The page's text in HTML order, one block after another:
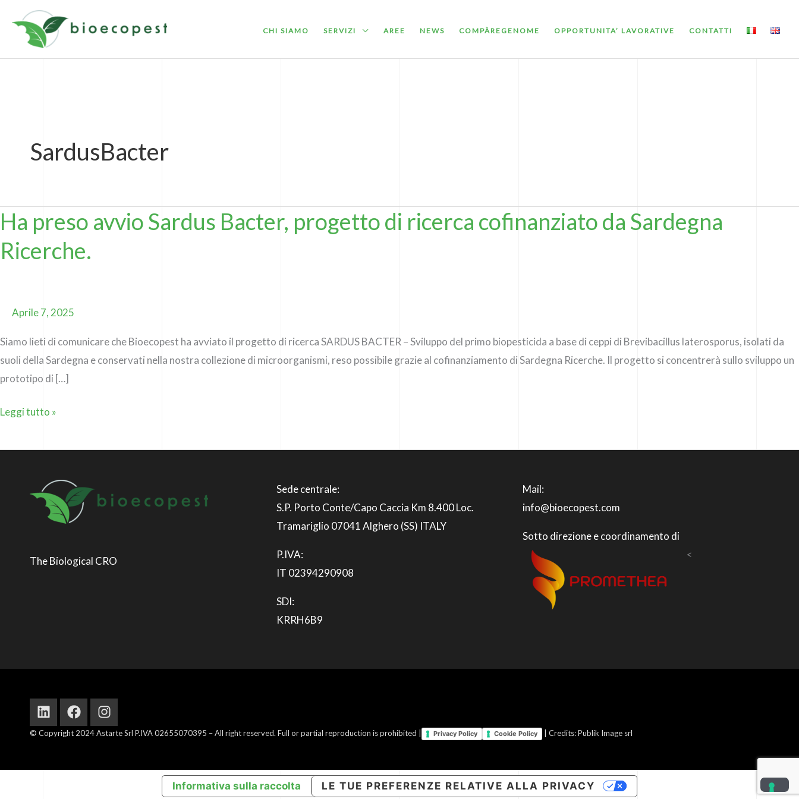
contenuto
CHI SIAMO SERVIZI AREE NEWS COMPÀREGENOME OPPORTUNITA’ LAVORATIVE CONTATTI
SardusBacter
Ha preso avvio Sardus Bacter, progetto di ricerca cofinanziato da Sardegna
Ricerche.
Aprile 7, 2025
Siamo lieti di comunicare che Bioecopest ha avviato il progetto di ricerca SARDUS BACTER – Sviluppo del primo biopesticida a base di ceppi di Brevibacillus laterosporus, isolati da
suoli della Sardegna e conservati nella nostra collezione di microorganismi, reso possibile grazie al cofinanziamento di Sardegna Ricerche. Il progetto si concentrerà sullo sviluppo un
prototipo di […]
Ha
preso
avvio
progetto
ricerca
cofinanziato
da
Ricerche.
Leggi tutto »
The Biological CRO
Sede centrale:
S.P. Porto Conte/Capo Caccia Km 8.400 Loc.
Tramariglio 07041 Alghero (SS) ITALY
P.IVA:
IT 02394290908
SDI:
KRRH6B9
Mail:
info@bioecopest.com
Sotto direzione e coordinamento di
<
LinkedinFacebookInstagram
© Copyright 2024 Astarte Srl P.IVA 02655070395 – All right reserved. Full or partial reproduction is prohibited | Privacy Policy Cookie Policy | Credits: Publik Image srl
Informativa sulla raccolta LE TUE PREFERENZE RELATIVE ALLA PRIVACY